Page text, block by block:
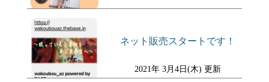
ネット販売スタートです！
2021年 3月4日(木) 更新